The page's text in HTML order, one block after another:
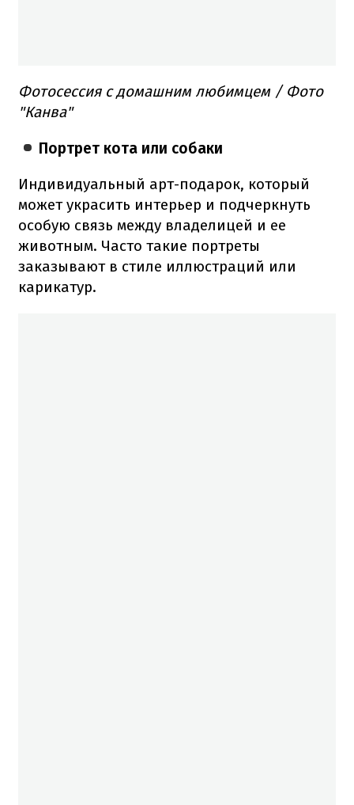
Фотосессия с домашним любимцем / Фото
"Канва"
Портрет кота или собаки
Индивидуальный арт-подарок, который
может украсить интерьер и подчеркнуть
особую связь между владелицей и ее
животным. Часто такие портреты
заказывают в стиле иллюстраций или
карикатур.